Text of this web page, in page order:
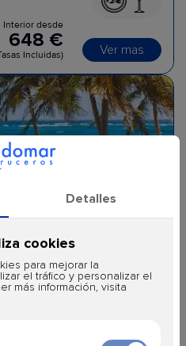
Interior desde
648 €
Incluidas) Ver mas
Lauderdale (Miami)